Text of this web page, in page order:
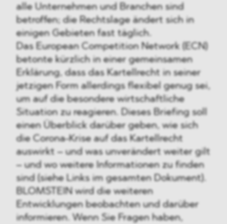
alle Unternehmen und Branchen sind
betroffen; die Rechtslage ändert sich in
einigen Gebieten fast täglich.
Das European Competition Network (ECN)
betonte kürzlich in einer gemeinsamen
Erklärung, dass das Kartellrecht in seiner
jetzigen Form allerdings flexibel genug sei,
um auf die besondere wirtschaftliche
Situation zu reagieren. Dieses Briefing soll
einen Überblick darüber geben, wie sich
die Corona-Krise auf das Kartellrecht
auswirkt – und was unverändert weiter gilt
– und wo weitere Informationen zu finden
sind (siehe Links im gesamten Dokument).
BLOMSTEIN wird die weiteren
Entwicklungen beobachten und darüber
informieren. Wenn Sie Fragen haben,